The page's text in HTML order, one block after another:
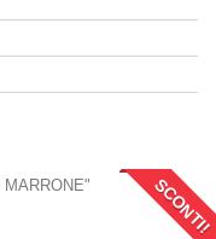
SCONTI!